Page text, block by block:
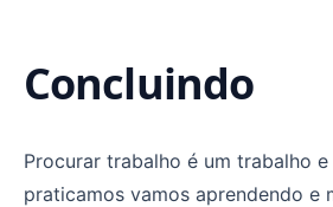
Concluindo
Procurar trabalho é um trabalho
praticamos vamos aprendendo e